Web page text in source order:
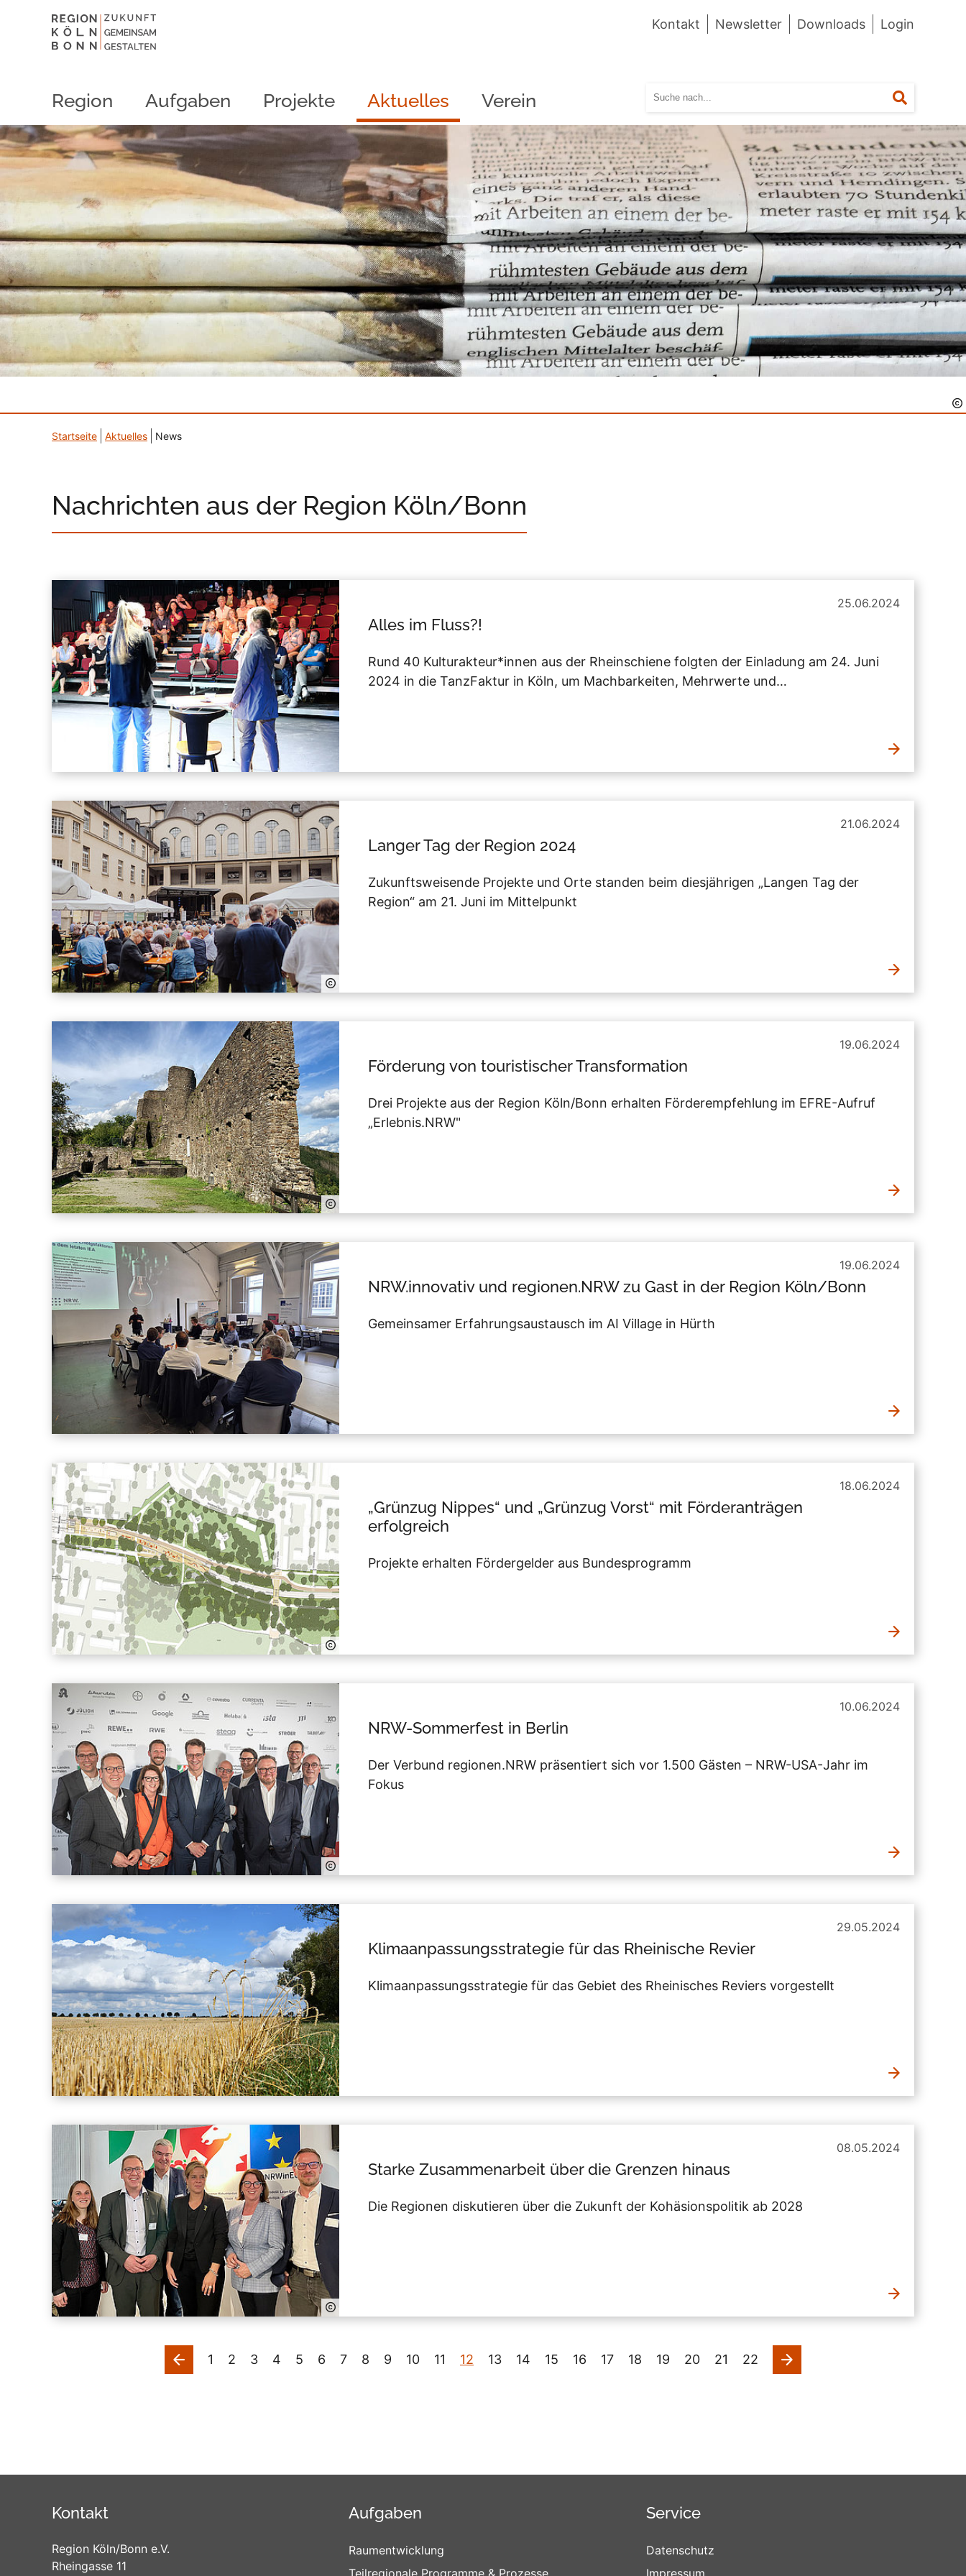
Kontakt Newsletter Downloads Login
Region Aufgaben Projekte Aktuelles Verein Suchen
Startseite Aktuelles News
Nachrichten aus der Region Köln/Bonn
25.06.2024
Alles im Fluss?!
Rund 40 Kulturakteur*innen aus der Rheinschiene folgten der Einladung am 24. Juni
2024 in die TanzFaktur in Köln, um Machbarkeiten, Mehrwerte und…
21.06.2024
Langer Tag der Region 2024
Zukunftsweisende Projekte und Orte standen beim diesjährigen „Langen Tag der
Region“ am 21. Juni im Mittelpunkt
19.06.2024
Förderung von touristischer Transformation
Drei Projekte aus der Region Köln/Bonn erhalten Förderempfehlung im EFRE-Aufruf
„Erlebnis.NRW"
19.06.2024
NRW.innovativ und regionen.NRW zu Gast in der Region Köln/Bonn
Gemeinsamer Erfahrungsaustausch im AI Village in Hürth
18.06.2024
„Grünzug Nippes“ und „Grünzug Vorst“ mit Förderanträgen
erfolgreich
Projekte erhalten Fördergelder aus Bundesprogramm
10.06.2024
NRW-Sommerfest in Berlin
Der Verbund regionen.NRW präsentiert sich vor 1.500 Gästen – NRW-USA-Jahr im
Fokus
29.05.2024
Klimaanpassungsstrategie für das Rheinische Revier
Klimaanpassungsstrategie für das Gebiet des Rheinisches Reviers vorgestellt
08.05.2024
Starke Zusammenarbeit über die Grenzen hinaus
Die Regionen diskutieren über die Zukunft der Kohäsionspolitik ab 2028
vorherige
1 2 3 4 5 6 7 8 9 10 11 12 13 14 15 16 17 18 19 20 21 22 nächste
Kontakt
Region Köln/Bonn e.V.
Rheingasse 11
Aufgaben
Raumentwicklung
Teilregionale Programme & Prozesse
Service
Datenschutz
Impressum